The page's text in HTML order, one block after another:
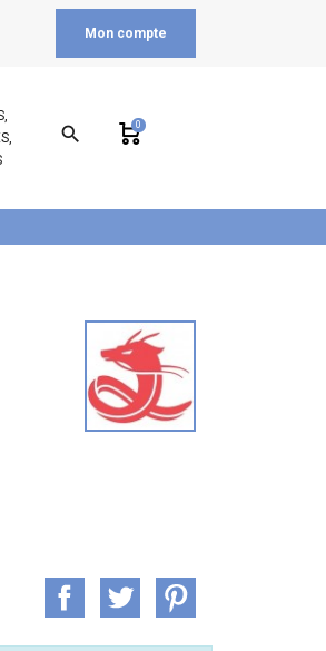
Mon compte
search 0